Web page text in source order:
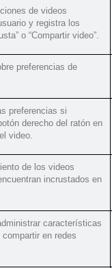
de videos
y registra los
o “Compartir video”.
preferencias de
preferencias si
derecho del ratón en
video.
de los videos
incrustados en
características
en redes